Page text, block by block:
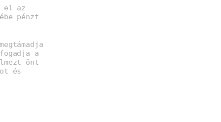
el az
pénzt
a
önt
és